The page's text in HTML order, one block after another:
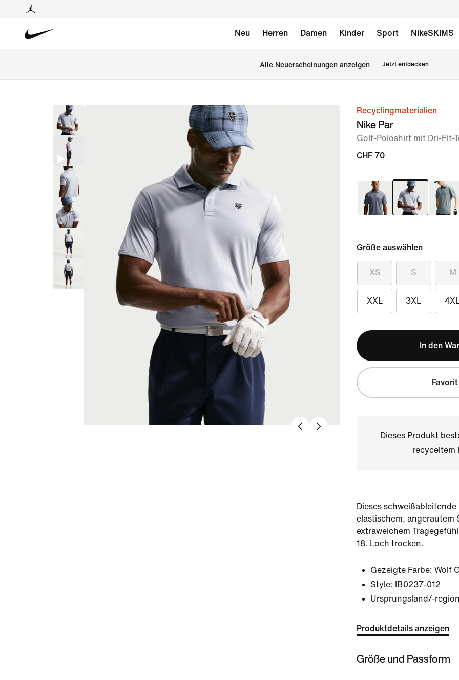
Neu Herren Damen Kinder Sport NikeSKIMS
Alle Neuerscheinungen anzeigen Jetzt entdecken
Bild 1Recyclingmaterialien
Nike Par
Golf-Poloshirt mit Dri-Fit-
CHF 70
Größe auswählen
XS S M
XXL 3XL
In den
Favorit
Dieses Produkt
recyceltem
Dieses
elastischem, angerautem
extraweichem
18. Loch trocken.
Gezeigte Farbe: Wolf
Style:
IB0237-012
Ursprungsland/-
Produktdetails anzeigen
Größe und Passform